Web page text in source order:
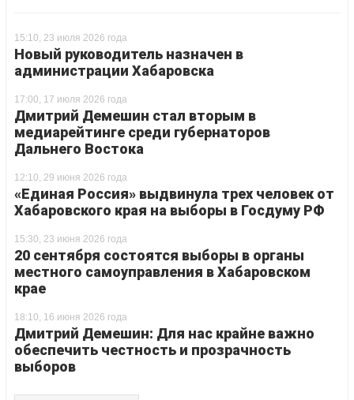
15:10, 23 июля 2026 года
Новый руководитель назначен в
администрации Хабаровска
17:00, 17 июля 2026 года
Дмитрий Демешин стал вторым в
медиарейтинге среди губернаторов
Дальнего Востока
12:10, 29 июня 2026 года
«Единая Россия» выдвинула трех человек от
Хабаровского края на выборы в Госдуму РФ
15:30, 23 июня 2026 года
20 сентября состоятся выборы в органы
местного самоуправления в Хабаровском
крае
18:10, 16 июня 2026 года
Дмитрий Демешин: Для нас крайне важно
обеспечить честность и прозрачность
выборов